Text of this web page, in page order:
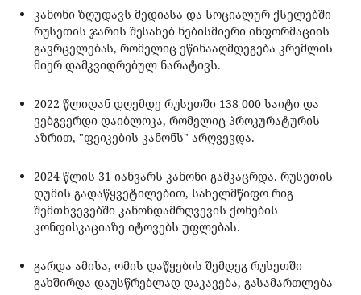
კანონი ზღუდავს მედიასა და სოციალურ ქსელებში
რუსეთის ჯარის შესახებ ნებისმიერი ინფორმაციის
გავრცელებას, რომელიც ეწინააღმდეგება კრემლის
მიერ დამკვიდრებულ ნარატივს.
2022 წლიდან დღემდე რუსეთში 138 000 საიტი და
ვებგვერდი დაიბლოკა, რომელიც პროკურატურის
აზრით, "ფეიკების კანონს" არღვევდა.
2024 წლის 31 იანვარს კანონი გამკაცრდა. რუსეთის
დუმის გადაწყვეტილებით, სახელმწიფო რიგ
შემთხვევებში კანონდამრღვევის ქონების
კონფისკაციაზე იტოვებს უფლებას.
გარდა ამისა, ომის დაწყების შემდეგ რუსეთში
გახშირდა დაუსწრებლად დაკავება, გასამართლება